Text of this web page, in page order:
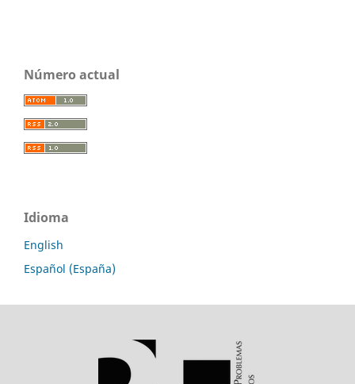
Número actual
Idioma
English
Español (España)